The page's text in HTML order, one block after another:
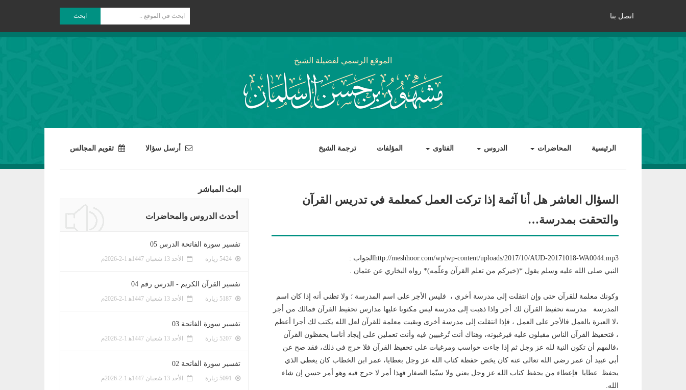
اتصل بنا ابحث
الموقع الرسمي لفضيلة الشيخ
الرئيسية المحاضرات الدروس الفتاوى المؤلفات ترجمة الشيخ أرسل سؤالا تقويم المجالس
السؤال العاشر هل أنا آثمة إذا تركت العمل كمعلمة في تدريس القرآن
والتحقت بمدرسة…
http://meshhoor.com/wp/wp-content/uploads/2017/10/AUD-20171018-WA0044.mp3الجواب :
النبي صلى الله عليه وسلم يقول *(خيركم من تعلم القرآن وعلّمه)* رواه البخاري عن عثمان .
وكونك معلمة للقرآن حتى وإن انتقلت إلى مدرسة أخرى ، فليس الأجر على اسم المدرسة ؛ ولا تظني أنه إذا كان اسم
المدرسة مدرسة تحفيظ القرآن لك أجر واذا ذهبت إلى مدرسة ليس مكتوبا عليها مدارس تحفيظ القرآن فمالك من أجر
،لا العبرة بالعمل فالأجر على العمل ، فإذا انتقلت إلى مدرسة أخرى وبقيت معلمة للقرآن لعل الله يكتب لك أجرا أعظم
، فتحفيظ القرآن الناس مقبلون عليه فيرغبونه، وهناك أنت تُرغبيين فيه وأنت تعملين على إيجاد أناسا يحفظون القرآن
،فالمهم أن تكون النية لله عز وجل ثم إذا جاءت حواسب ومرغبات على تحفيظ القرآن فلا حرج في ذلك، فقد صح عن
أبي عبيد أن عمر رضي الله تعالى عنه كان يخص حفظة كتاب الله عز وجل بعطايا، عمر ابن الخطاب كان يعطي الذي
يحفظ عطايا فإعطاء من يحفظ كتاب الله عز وجل يعني ولا سيّما الصغار فهذا أمر لا حرج فيه وهو أمر حسن إن شاء
الله.
البث المباشر
أحدث الدروس والمحاضرات
تفسير سورة الفاتحة الدرس 05
الأحد 13 شعبان 1447ﻫ 1-2-2026م
تفسير القرآن الكريم - الدرس رقم 04
الأحد 13 شعبان 1447ﻫ 1-2-2026م
تفسير سورة الفاتحة 03
الأحد 13 شعبان 1447ﻫ 1-2-2026م
تفسير سورة الفاتحة 02
الأحد 13 شعبان 1447ﻫ 1-2-2026م